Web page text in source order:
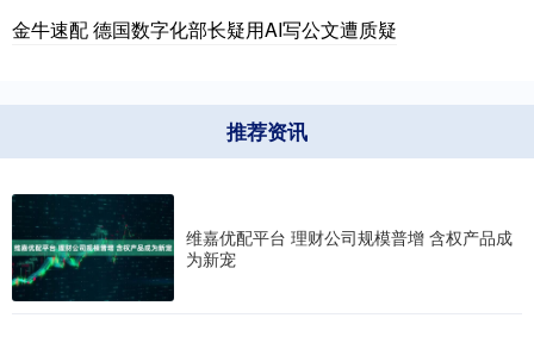
金牛速配 德国数字化部长疑用AI写公文遭质疑
推荐资讯
维嘉优配平台 理财公司规模普增 含权产品成
为新宠